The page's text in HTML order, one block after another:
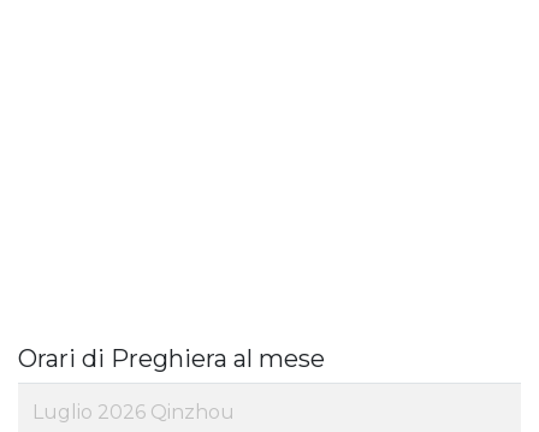
Orari di Preghiera al mese
Luglio 2026 Qinzhou